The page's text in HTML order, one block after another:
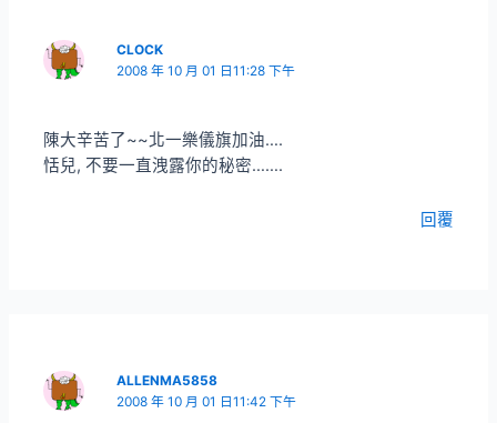
CLOCK
2008 年 10 月 01 日11:28 下午
陳大辛苦了~~北一樂儀旗加油….
恬兒, 不要一直洩露你的秘密…….
回覆
ALLENMA5858
2008 年 10 月 01 日11:42 下午